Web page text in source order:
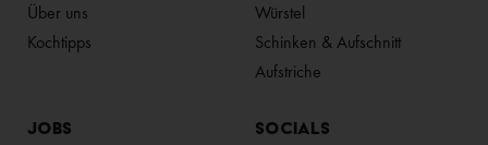
Über uns
Kochtipps
Würstel
Schinken & Aufschnitt
Aufstriche
JOBS SOCIALS